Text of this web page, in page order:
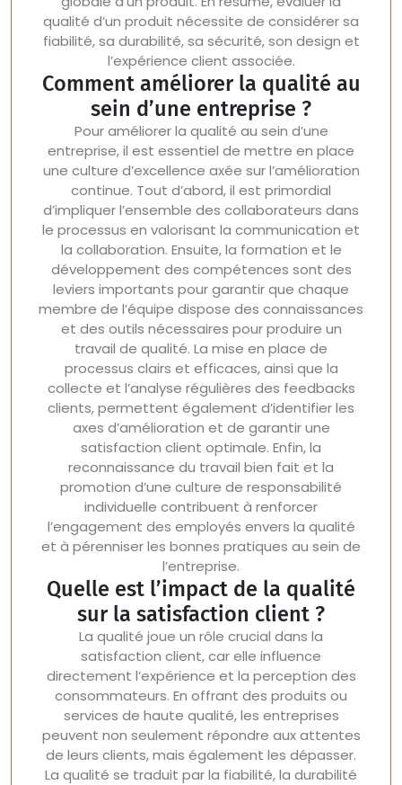
qualité d’un produit nécessite de considérer sa
fiabilité, sa durabilité, sa sécurité, son design et
l’expérience client associée.
Comment améliorer la qualité au
sein d’une entreprise ?
Pour améliorer la qualité au sein d’une
entreprise, il est essentiel de mettre en place
une culture d’excellence axée sur l’amélioration
continue. Tout d’abord, il est primordial
d’impliquer l’ensemble des collaborateurs dans
le processus en valorisant la communication et
la collaboration. Ensuite, la formation et le
développement des compétences sont des
leviers importants pour garantir que chaque
membre de l’équipe dispose des connaissances
et des outils nécessaires pour produire un
travail de qualité. La mise en place de
processus clairs et efficaces, ainsi que la
collecte et l’analyse régulières des feedbacks
clients, permettent également d’identifier les
axes d’amélioration et de garantir une
satisfaction client optimale. Enfin, la
reconnaissance du travail bien fait et la
promotion d’une culture de responsabilité
individuelle contribuent à renforcer
l’engagement des employés envers la qualité
et à pérenniser les bonnes pratiques au sein de
l’entreprise.
Quelle est l’impact de la qualité
sur la satisfaction client ?
La qualité joue un rôle crucial dans la
satisfaction client, car elle influence
directement l’expérience et la perception des
consommateurs. En offrant des produits ou
services de haute qualité, les entreprises
peuvent non seulement répondre aux attentes
de leurs clients, mais également les dépasser.
La qualité se traduit par la fiabilité, la durabilité